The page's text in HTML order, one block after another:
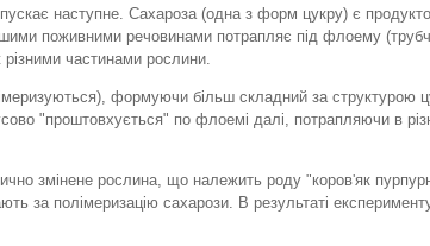
наступне. Сахароза (одна з форм цукру) є
поживними речовинами потрапляє під флоему
частинами рослини.
формуючи більш складний за структурою
"проштовхується" по флоемі далі, потрапляючи в
змінене рослина, що належить роду "коров'як
за полімеризацію сахарози. В результаті